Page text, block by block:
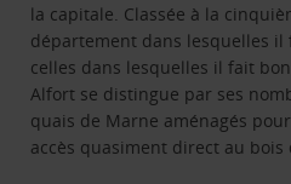
la capitale. Classée à la
département dans lesquelles il
celles dans lesquelles il fait
Alfort se distingue par ses
quais de Marne aménagés
accès quasiment direct au bois